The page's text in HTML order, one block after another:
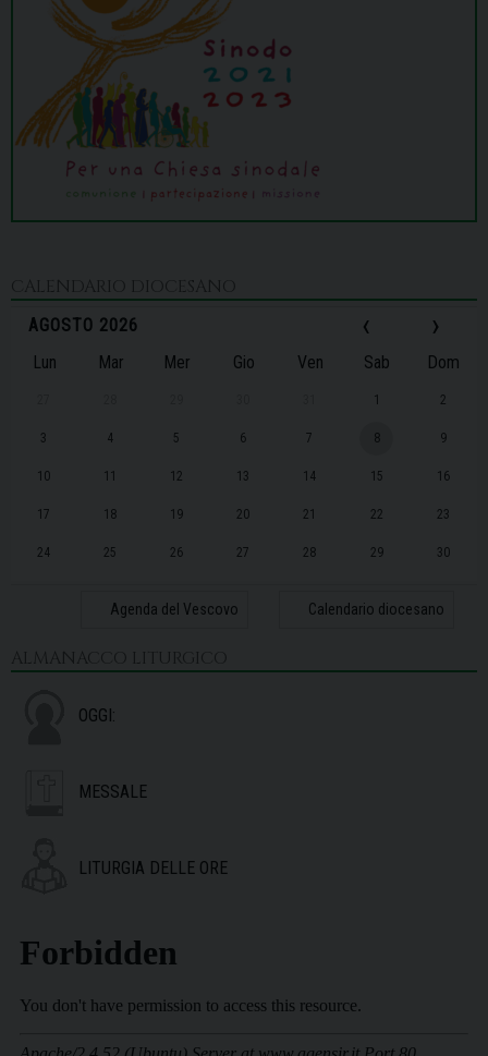
CALENDARIO DIOCESANO
‹
AGOSTO 2026 ›
Lun Mar Mer Gio Ven Sab Dom
1 2
3 4 5 6 7 8 9
10 11 12 13 14 15 16
17 18 19 20 21 22 23
24 25 26 27 28 29 30
Agenda del Vescovo Calendario diocesano
ALMANACCO LITURGICO
OGGI:
MESSALE
LITURGIA DELLE ORE